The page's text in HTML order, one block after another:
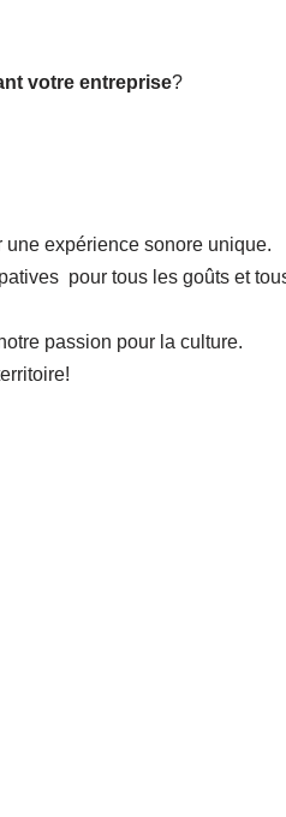
votre entreprise?
expérience sonore unique.
pour tous les goûts et
passion pour la culture.